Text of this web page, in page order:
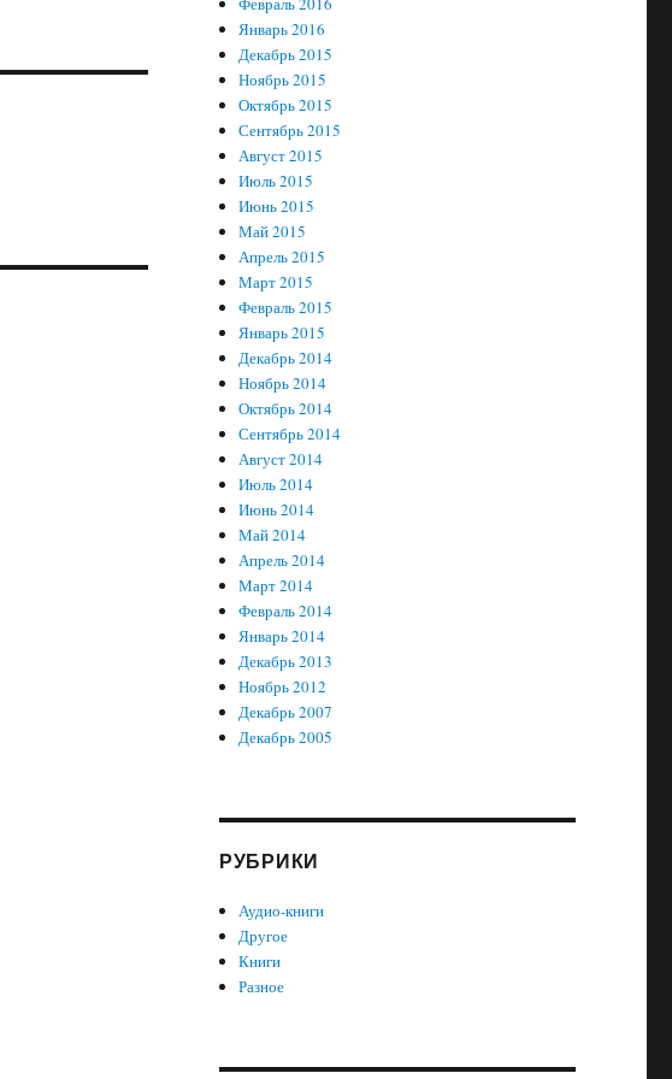
Январь 2016
Декабрь 2015
Ноябрь 2015
Октябрь 2015
Сентябрь 2015
Август 2015
Июль 2015
Июнь 2015
Май 2015
Апрель 2015
Март 2015
Февраль 2015
Январь 2015
Декабрь 2014
Ноябрь 2014
Октябрь 2014
Сентябрь 2014
Август 2014
Июль 2014
Июнь 2014
Май 2014
Апрель 2014
Март 2014
Февраль 2014
Январь 2014
Декабрь 2013
Ноябрь 2012
Декабрь 2007
Декабрь 2005
РУБРИКИ
Аудио-книги
Другое
Книги
Разное